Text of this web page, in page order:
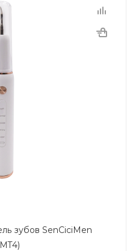
зубов SenCiciMen